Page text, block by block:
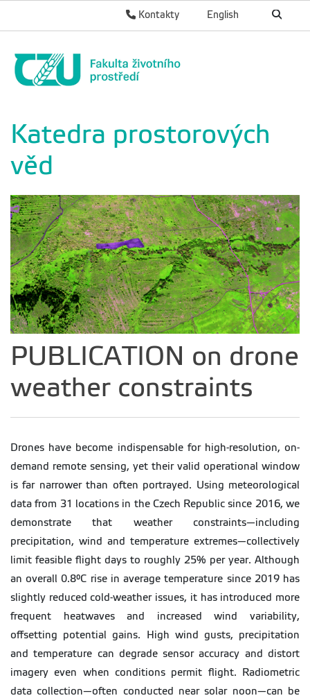
English
Kontakty
Katedra prostorových
věd
PUBLICATION on drone
weather constraints
Drones have become indispensable for high-resolution, on-
demand remote sensing, yet their valid operational window
is far narrower than often portrayed. Using meteorological
data from 31 locations in the Czech Republic since 2016, we
demonstrate that weather constraints—including
precipitation, wind and temperature extremes—collectively
limit feasible flight days to roughly 25% per year. Although
an overall 0.8°C rise in average temperature since 2019 has
slightly reduced cold-weather issues, it has introduced more
frequent heatwaves and increased wind variability,
offsetting potential gains. High wind gusts, precipitation
and temperature can degrade sensor accuracy and distort
imagery even when conditions permit flight. Radiometric
data collection—often conducted near solar noon—can be